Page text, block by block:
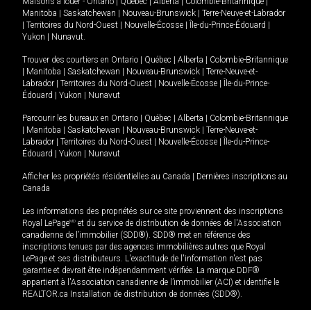
Manitoba
Saskatchewan Nouveau-Brunswick
Terre-Neuve-et-Labrador
Territoires du Nord-Ouest Nouvelle-Écosse Île-du-Prince-Édouard
Yukon
Nunavut.
Trouver des courtiers en Ontario Québec Alberta
Colombie-Britannique
Manitoba Saskatchewan Nouveau-Brunswick
Terre-Neuve-et-
Labrador
Territoires du Nord-Ouest Nouvelle-Écosse
Île-du-Prince-
Édouard
Yukon Nunavut
Parcourir les bureaux en Ontario Québec Alberta
Colombie-Britannique
Manitoba Saskatchewan Nouveau-Brunswick
Terre-Neuve-et-
Labrador
Territoires du Nord-Ouest Nouvelle-Écosse
Île-du-Prince-
Édouard
Yukon Nunavut
Afficher les propriétés résidentielles au Canada
Dernières inscriptions au
Canada
Les informations des propriétés sur ce site proviennent des inscriptions
Royal LePageMD et du service de distribution de données de l'Association
canadienne de l’immobilier (SDD®). SDD® met en référence des
inscriptions tenues par des agences immobilières autres que Royal
LePage et ses distributeurs. L'exactitude de l'information n'est pas
garantie et devrait être indépendamment vérifiée. La marque DDF®
appartient à l'Association canadienne de l’immobilier (ACI) et identifie le
REALTOR.ca Installation de distribution de données (SDD®).